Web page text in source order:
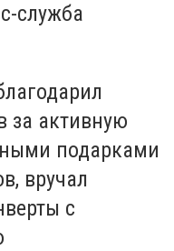
служба
за активную
подарками
вручал
с